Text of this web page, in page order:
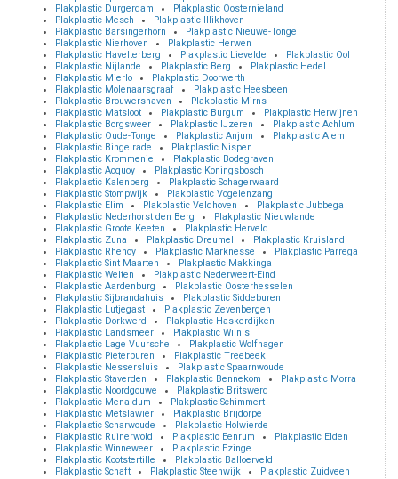
Plakplastic Durgerdam
Plakplastic Oosternieland
Plakplastic Mesch
Plakplastic Illikhoven
Plakplastic Barsingerhorn
Plakplastic Nieuwe-Tonge
Plakplastic Nierhoven
Plakplastic Herwen
Plakplastic Havelterberg
Plakplastic Lievelde
Plakplastic Ool
Plakplastic Nijlande
Plakplastic Berg
Plakplastic Hedel
Plakplastic Mierlo
Plakplastic Doorwerth
Plakplastic Molenaarsgraaf
Plakplastic Heesbeen
Plakplastic Brouwershaven
Plakplastic Mirns
Plakplastic Matsloot
Plakplastic Burgum
Plakplastic Herwijnen
Plakplastic Borgsweer
Plakplastic IJzeren
Plakplastic Achlum
Plakplastic Oude-Tonge
Plakplastic Anjum
Plakplastic Alem
Plakplastic Bingelrade
Plakplastic Nispen
Plakplastic Krommenie
Plakplastic Bodegraven
Plakplastic Acquoy
Plakplastic Koningsbosch
Plakplastic Kalenberg
Plakplastic Schagerwaard
Plakplastic Stompwijk
Plakplastic Vogelenzang
Plakplastic Elim
Plakplastic Veldhoven
Plakplastic Jubbega
Plakplastic Nederhorst den Berg
Plakplastic Nieuwlande
Plakplastic Groote Keeten
Plakplastic Herveld
Plakplastic Zuna
Plakplastic Dreumel
Plakplastic Kruisland
Plakplastic Rhenoy
Plakplastic Marknesse
Plakplastic Parrega
Plakplastic Sint Maarten
Plakplastic Makkinga
Plakplastic Welten
Plakplastic Nederweert-Eind
Plakplastic Aardenburg
Plakplastic Oosterhesselen
Plakplastic Sijbrandahuis
Plakplastic Siddeburen
Plakplastic Lutjegast
Plakplastic Zevenbergen
Plakplastic Dorkwerd
Plakplastic Haskerdijken
Plakplastic Landsmeer
Plakplastic Wilnis
Plakplastic Lage Vuursche
Plakplastic Wolfhagen
Plakplastic Pieterburen
Plakplastic Treebeek
Plakplastic Nessersluis
Plakplastic Spaarnwoude
Plakplastic Staverden
Plakplastic Bennekom
Plakplastic Morra
Plakplastic Noordgouwe
Plakplastic Britswerd
Plakplastic Menaldum
Plakplastic Schimmert
Plakplastic Metslawier
Plakplastic Brijdorpe
Plakplastic Scharwoude
Plakplastic Holwierde
Plakplastic Ruinerwold
Plakplastic Eenrum
Plakplastic Elden
Plakplastic Winneweer
Plakplastic Ezinge
Plakplastic Kootstertille
Plakplastic Balloerveld
Plakplastic Schaft
Plakplastic Steenwijk
Plakplastic Zuidveen